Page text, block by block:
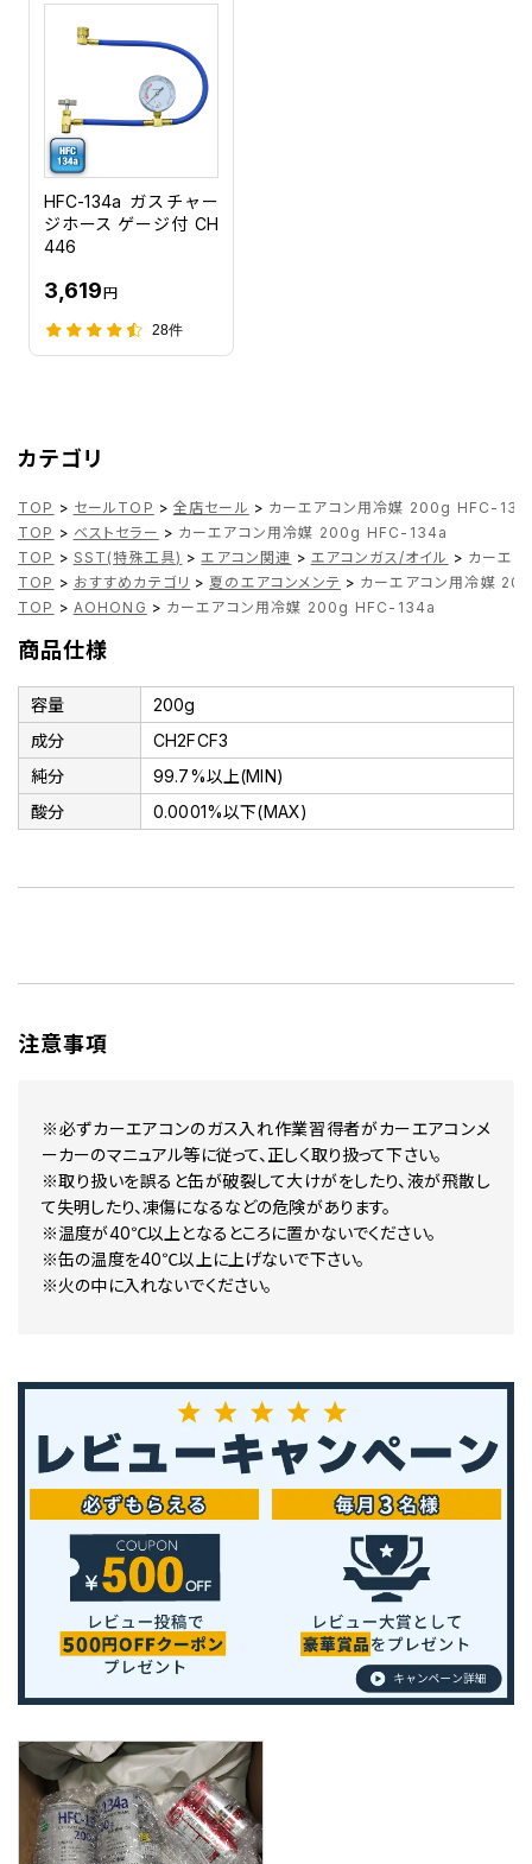
HFC-134a ガスチャー
ジホース ゲージ付 CH
446
3,619円
28件
カテゴリ
TOP > セールTOP > 全店セール > カーエアコン用冷媒 200g HFC-
TOP > ベストセラー > カーエアコン用冷媒 200g HFC-134a
TOP > SST(特殊工具) > エアコン関連 > エアコンガス/オイル > カーエ
TOP > おすすめカテゴリ > 夏のエアコンメンテ > カーエアコン用冷媒
TOP > AOHONG > カーエアコン用冷媒 200g HFC-134a
商品仕様
容量
200g
成分
CH2FCF3
純分
99.7%以上(MIN)
酸分
0.0001%以下(MAX)
注意事項
※必ずカーエアコンのガス入れ作業習得者がカーエアコンメ
ーカーのマニュアル等に従って、正しく取り扱って下さい。
※取り扱いを誤ると缶が破裂して大けがをしたり、液が飛散し
て失明したり、凍傷になるなどの危険があります。
※温度が40℃以上となるところに置かないでください。
※缶の温度を40℃以上に上げないで下さい。
※火の中に入れないでください。